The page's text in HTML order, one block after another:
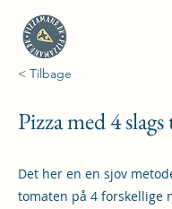
< Tilbage
Pizza med 4
Det her en en sjov
tomaten på 4 forskellige